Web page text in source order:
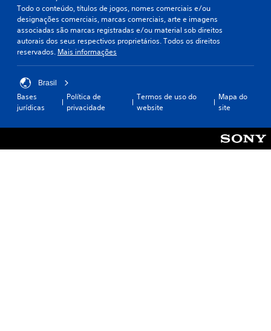
Todo o conteúdo, títulos de jogos, nomes comerciais e/ou
designações comerciais, marcas comerciais, arte e imagens
associadas são marcas registradas e/ou material sob direitos
autorais dos seus respectivos proprietários. Todos os direitos
reservados. Mais informações
Brasil
Bases
jurídicas
Política de
privacidade
Termos de uso do
website
Mapa do
site